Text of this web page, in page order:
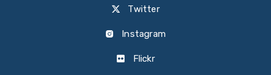
Twitter
Instagram
Flickr